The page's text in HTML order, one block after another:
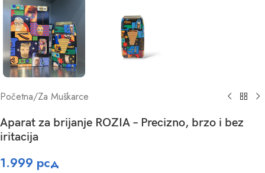
Početna/Za Muškarce
Aparat za brijanje ROZIA – Precizno, brzo i bez
iritacija
1.999 рсд